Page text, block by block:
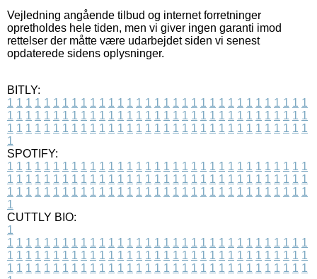
Vejledning angående tilbud og internet forretninger
opretholdes hele tiden, men vi giver ingen garanti imod
rettelser der måtte være udarbejdet siden vi senest
opdaterede sidens oplysninger.
BITLY:
1 1 1 1 1 1 1 1 1 1 1 1 1 1 1 1 1 1 1 1 1 1 1 1 1 1 1 1 1 1 1 1 1
1 1 1 1 1 1 1 1 1 1 1 1 1 1 1 1 1 1 1 1 1 1 1 1 1 1 1 1 1 1 1 1 1
1 1 1 1 1 1 1 1 1 1 1 1 1 1 1 1 1 1 1 1 1 1 1 1 1 1 1 1 1 1 1 1 1
1
SPOTIFY:
1 1 1 1 1 1 1 1 1 1 1 1 1 1 1 1 1 1 1 1 1 1 1 1 1 1 1 1 1 1 1 1 1
1 1 1 1 1 1 1 1 1 1 1 1 1 1 1 1 1 1 1 1 1 1 1 1 1 1 1 1 1 1 1 1 1
1 1 1 1 1 1 1 1 1 1 1 1 1 1 1 1 1 1 1 1 1 1 1 1 1 1 1 1 1 1 1 1 1
1
CUTTLY BIO:
1
1 1 1 1 1 1 1 1 1 1 1 1 1 1 1 1 1 1 1 1 1 1 1 1 1 1 1 1 1 1 1 1 1
1 1 1 1 1 1 1 1 1 1 1 1 1 1 1 1 1 1 1 1 1 1 1 1 1 1 1 1 1 1 1 1 1
1 1 1 1 1 1 1 1 1 1 1 1 1 1 1 1 1 1 1 1 1 1 1 1 1 1 1 1 1 1 1 1 1